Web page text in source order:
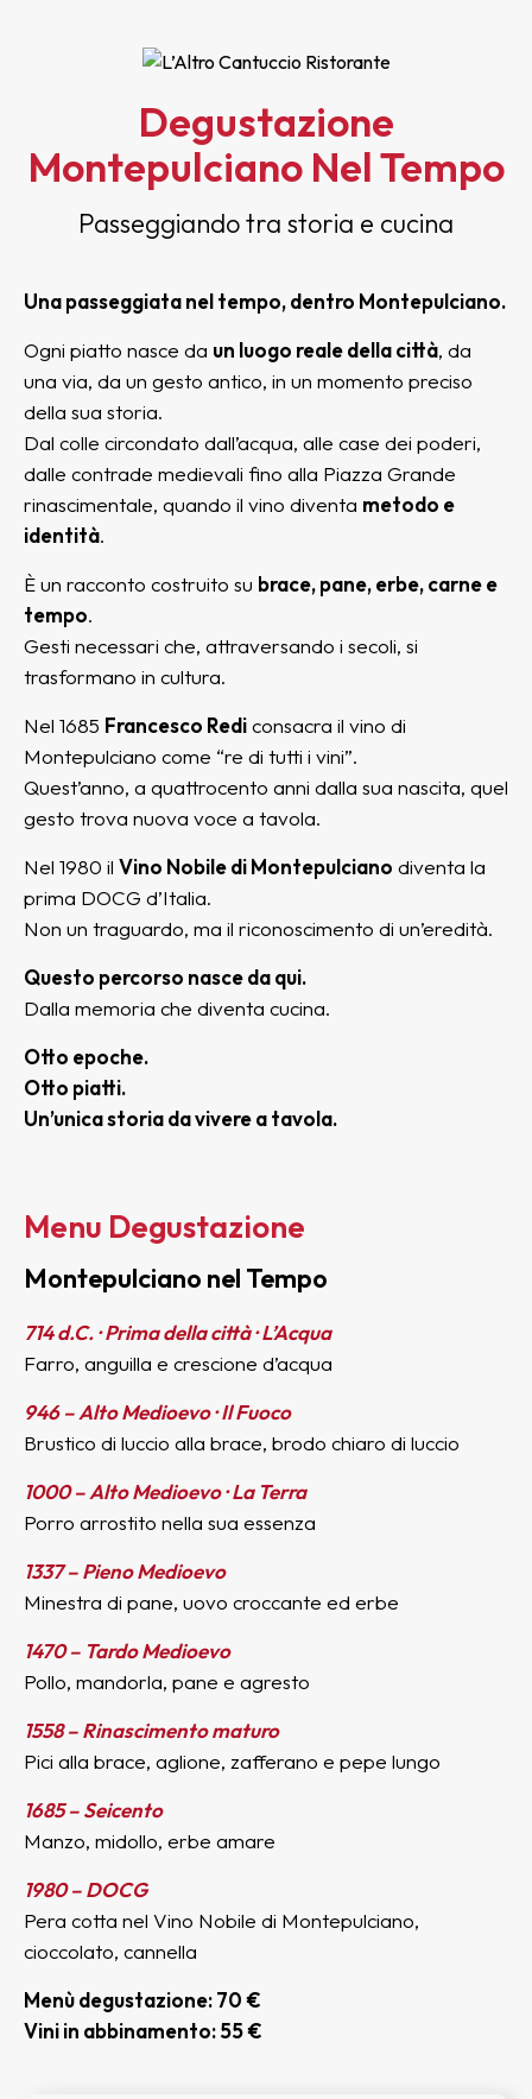
Degustazione
Montepulciano Nel Tempo
Passeggiando tra storia e cucina
Una passeggiata nel tempo, dentro Montepulciano.
Ogni piatto nasce da un luogo reale della città, da
una via, da un gesto antico, in un momento preciso
della sua storia.
Dal colle circondato dall’acqua, alle case dei poderi,
dalle contrade medievali fino alla Piazza Grande
rinascimentale, quando il vino diventa metodo e
identità.
È un racconto costruito su brace, pane, erbe, carne e
tempo.
Gesti necessari che, attraversando i secoli, si
trasformano in cultura.
Nel 1685 Francesco Rediconsacra il vino di
Montepulciano come “re di tutti i vini”.
Quest’anno, a quattrocento anni dalla sua nascita, quel
gesto trova nuova voce a tavola.
Nel 1980 il Vino Nobile di Montepulciano diventa la
prima DOCG d’Italia.
Non un traguardo, ma il riconoscimento di un’eredità.
Questo percorso nasce da qui.
Dalla memoria che diventa cucina.
Otto epoche.
Otto piatti.
Un’unica storia da vivere a tavola.
Menu Degustazione
Montepulciano nel Tempo
714 d.C. · Prima della città · L’Acqua
Farro, anguilla e crescione d’acqua
946 – Alto Medioevo · Il Fuoco
Brustico di luccio alla brace, brodo chiaro di luccio
1000 – Alto Medioevo · La Terra
Porro arrostito nella sua essenza
1337 – Pieno Medioevo
Minestra di pane, uovo croccante ed erbe
1470 – Tardo Medioevo
Pollo, mandorla, pane e agresto
1558 – Rinascimento maturo
Pici alla brace, aglione, zafferano e pepe lungo
1685 – Seicento
Manzo, midollo, erbe amare
1980 – DOCG
Pera cotta nel Vino Nobile di Montepulciano,
cioccolato, cannella
Menù degustazione: 70 €
Vini in abbinamento: 55 €